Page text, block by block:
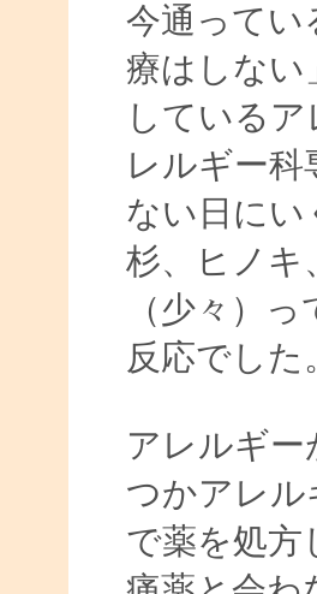
今通ってい
療はしない
している
レルギー科
ない日にい
杉、ヒノキ
（少々）
反応でした
アレルギ
つかアレル
で薬を処方